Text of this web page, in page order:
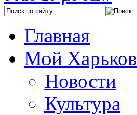
Главная
Мой Харьков
Новости
Культура